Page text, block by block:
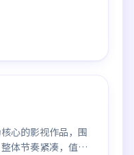
心的影视作品，围
体节奏紧凑，值得